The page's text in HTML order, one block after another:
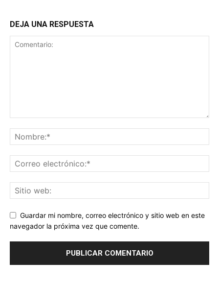
DEJA UNA RESPUESTA
Guardar mi nombre, correo electrónico y sitio web en este
navegador la próxima vez que comente.